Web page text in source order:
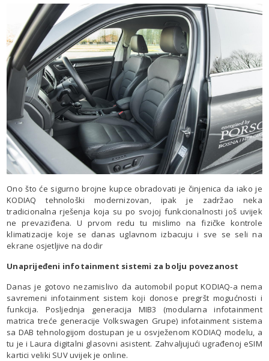
Ono što će sigurno brojne kupce obradovati je činjenica da iako je
KODIAQ tehnološki modernizovan, ipak je zadržao neka
tradicionalna rješenja koja su po svojoj funkcionalnosti još uvijek
ne prevaziđena. U prvom redu tu mislimo na fizičke kontrole
klimatizacije koje se danas uglavnom izbacuju i sve se seli na
ekrane osjetljive na dodir
Unaprijeđeni infotainment sistemi za bolju povezanost
Danas je gotovo nezamislivo da automobil poput KODIAQ-a nema
savremeni infotainment sistem koji donose pregršt mogućnosti i
funkcija. Posljednja generacija MIB3 (modularna infotainment
matrica treće generacije Volkswagen Grupe) infotainment sistema
sa DAB tehnologijom dostupan je u osvježenom KODIAQ modelu, a
tu je i Laura digitalni glasovni asistent. Zahvaljujući ugrađenoj eSIM
kartici veliki SUV uvijek je online.